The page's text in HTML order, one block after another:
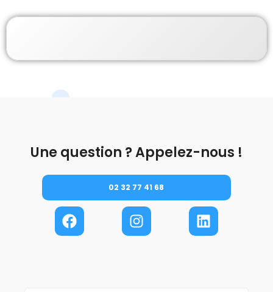
Une question ? Appelez-nous !
02 32 77 41 68